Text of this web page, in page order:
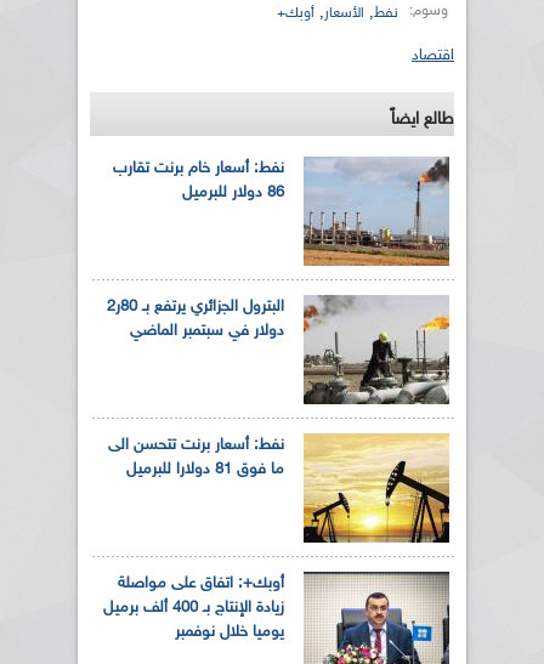
وسوم: نفط, الأسعار, أوبك+
اقتصاد
طالع ايضاً
نفط: أسعار خام برنت تقارب
86 دولار للبرميل
البترول الجزائري يرتفع بـ 80ر2
دولار في سبتمبر الماضي
نفط: أسعار برنت تتحسن الى
ما فوق 81 دولارا للبرميل
أوبك+: اتفاق على مواصلة
زيادة الإنتاج بـ 400 ألف برميل
يوميا خلال نوفمبر